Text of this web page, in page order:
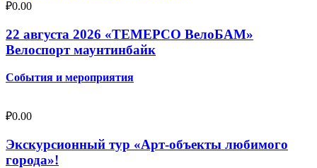
₽0.00
22 августа 2026 «ТЕМЕРСО ВелоБАМ»
Велоспорт маунтинбайк
События и мероприятия
₽0.00
Экскурсионный тур «Арт-объекты любимого
города»!